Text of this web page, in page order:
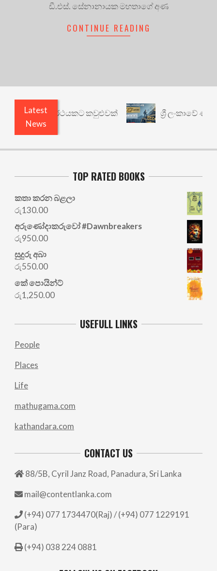
ඩී.එස්. සේනානායක මහතාගේ අණ
CONTINUE READING
Latest
News
වෙනත් යථාර්ථයකට කවුළුවක් ශ්‍රී ලංකාවේ
TOP RATED BOOKS
කතා කරන බළලා
රු130.00
අරු‍ණෝදාකරුවෝ #Dawnbreakers
රු950.00
සුදුරු අබා
රු550.00
කේ පොයින්ට්
රු1,250.00
USEFULL LINKS
People
Places
Life
mathugama.com
kathandara.com
CONTACT US
88/5B, Cyril Janz Road, Panadura, Sri Lanka
mail@contentlanka.com
(+94) 077 1734470(Raj) / (+94) 077 1229191
(Para)
(+94) 038 224 0881